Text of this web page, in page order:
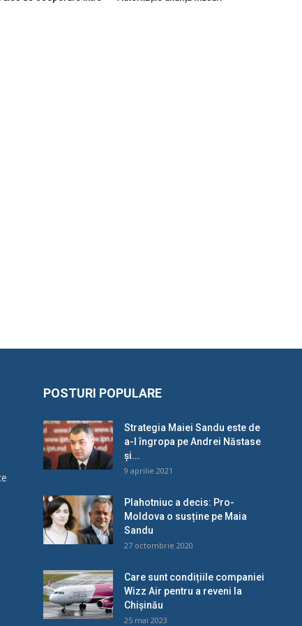
POSTURI POPULARE
Strategia Maiei Sandu este de
a-l îngropa pe Andrei Năstase
și...
9 aprilie 2021
Plahotniuc a decis: Pro-
Moldova o susține pe Maia
Sandu
27 octombrie 2020
Care sunt condițiile companiei
Wizz Air pentru a reveni la
Chișinău
25 mai 2023